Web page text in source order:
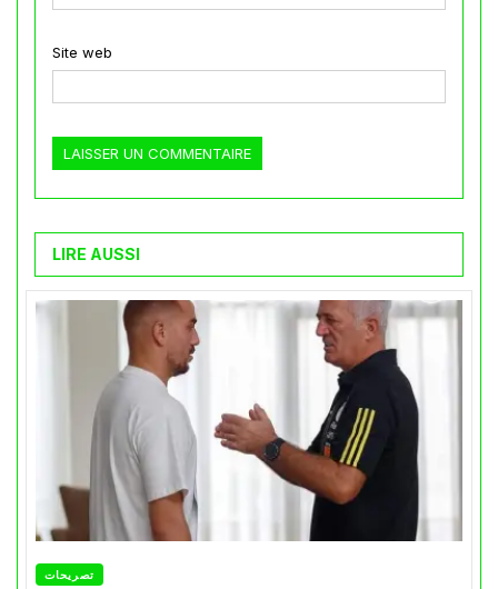
Site web
LIRE AUSSI
تصريحات